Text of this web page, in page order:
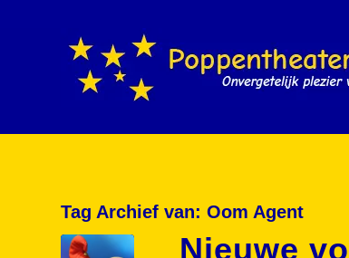
Tag Archief van: Oom Agent
Nieuwe